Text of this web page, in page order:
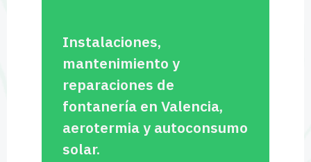
Instalaciones,
mantenimiento y
reparaciones de
fontanería en Valencia,
aerotermia y autoconsumo
solar.